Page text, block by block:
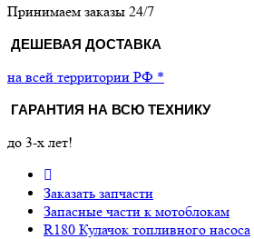
Принимаем заказы 24/7
ДЕШЕВАЯ ДОСТАВКА
на всей территории РФ *
ГАРАНТИЯ НА ВСЮ ТЕХНИКУ
до 3-х лет!
Заказать запчасти
Запасные части к мотоблокам
R180 Кулачок топливного насоса